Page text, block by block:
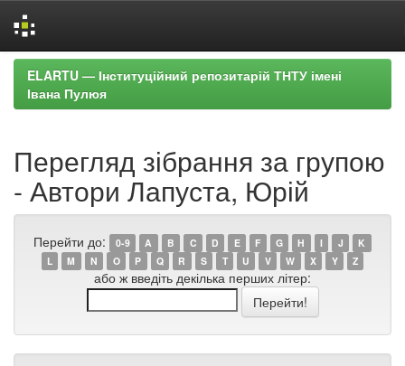
Skip
navigation
ELARTU — Інституційний репозитарій ТНТУ імені
Івана Пулюя
Перегляд зібрання за групою
- Автори Лапуста, Юрій
Перейти до: 0-9 A B C D E F G H I J
K
L
M N O P Q R S T U V W X Y Z
або ж введіть декілька перших літер: